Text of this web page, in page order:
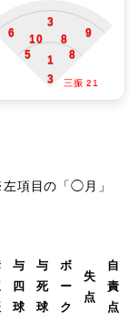
6
3
9
10
8
5
8
1
3 三振 21
項目の「◯月」
与
四
球
与
死
球
ボ
ー
ク
失
点
自
責
点